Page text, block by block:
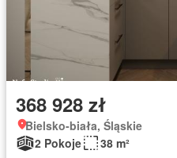
368 928 zł
Bielsko-biała, Śląskie
2 Pokoje
38 m²